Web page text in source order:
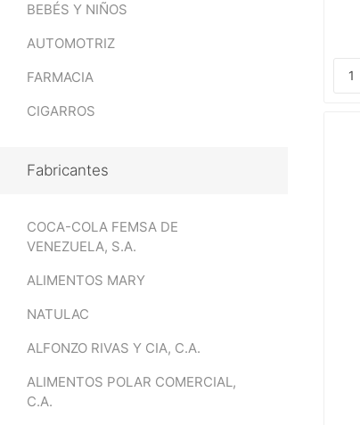
BEBÉS Y NIÑOS
AUTOMOTRIZ
FARMACIA
CIGARROS
Fabricantes
COCA-COLA FEMSA DE
VENEZUELA, S.A.
ALIMENTOS MARY
NATULAC
ALFONZO RIVAS Y CIA, C.A.
ALIMENTOS POLAR COMERCIAL,
C.A.